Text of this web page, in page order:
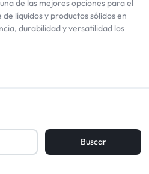
de las mejores opciones para el
líquidos y productos sólidos en
durabilidad y versatilidad los
Buscar